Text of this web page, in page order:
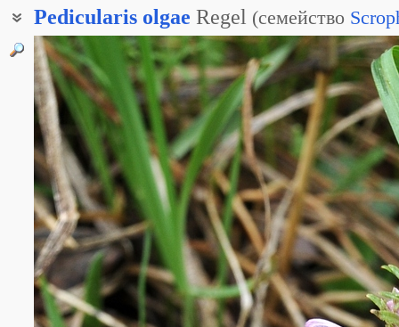
Pedicularis olgae Regel (семейство